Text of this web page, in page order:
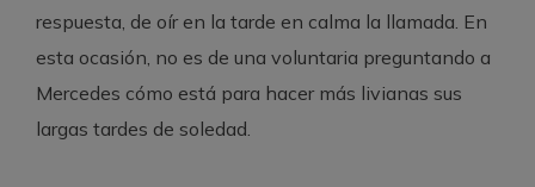
respuesta, de oír en la tarde en calma la llamada. En
esta ocasión, no es de una voluntaria preguntando a
Mercedes cómo está para hacer más livianas sus
largas tardes de soledad.